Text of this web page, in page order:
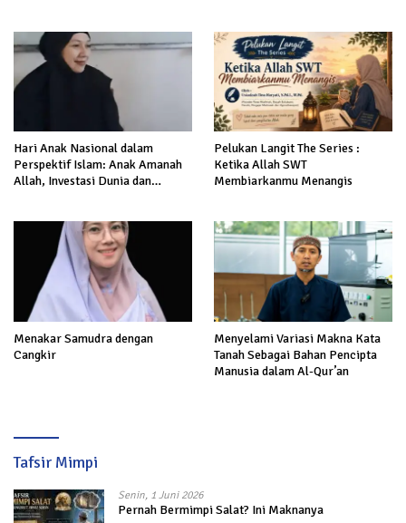
Hari Anak Nasional dalam
Perspektif Islam: Anak Amanah
Allah, Investasi Dunia dan
Pelukan Langit The Series :
Ketika Allah SWT
Membiarkanmu Menangis
Menakar Samudra dengan
Cangkir
Menyelami Variasi Makna Kata
Tanah Sebagai Bahan Pencipta
Manusia dalam Al-Qur’an
Tafsir Mimpi
Senin, 1 Juni 2026
Pernah Bermimpi Salat? Ini Maknanya